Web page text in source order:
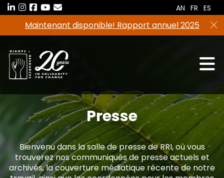
Aller
au
contenuMaintenant disponible! Rapport annuel 2025
AN FR ES
Presse
Bienvenu dans la salle de presse de RRI, où vous
trouverez nos communiqués de presse actuels et
archivés, la couverture médiatique récente de notre